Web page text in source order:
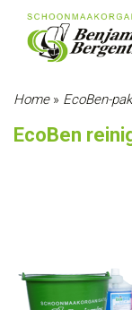
Home» EcoBen-
EcoBen